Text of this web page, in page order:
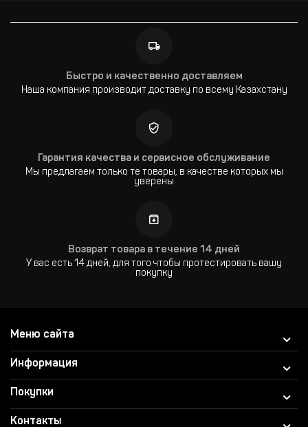
Быстро и качественно доставляем
Наша компания производит доставку по всему Казахстану
Гарантия качества и сервисное обслуживание
Мы предлагаем только те товары, в качестве которых мы
уверены
Возврат товара в течение 14 дней
У вас есть 14 дней, для того чтобы протестировать вашу
покупку
Меню сайта
Информация
Покупки
Контакты